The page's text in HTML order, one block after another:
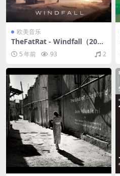
欧美音乐
TheFatRat - Windfall（201
4/FLAC/Single单曲/25.6M）
5 年前 93 2